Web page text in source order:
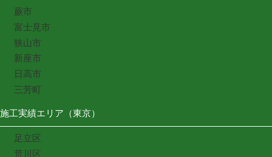
蕨市
富士見市
狭山市
新座市
日高市
三芳町
施工実績エリア（東京）
足立区
荒川区